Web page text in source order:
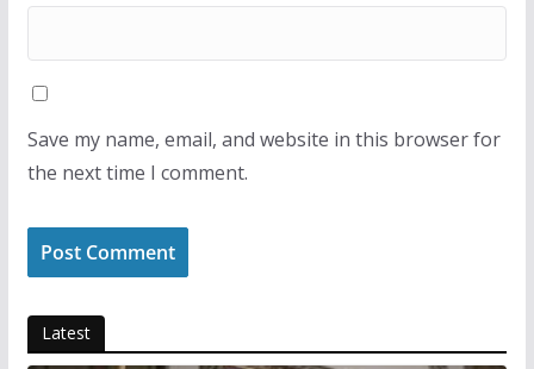
Save my name, email, and website in this browser for
the next time I comment.
Latest